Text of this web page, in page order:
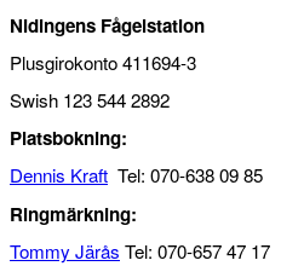
Nidingens Fågelstation
Plusgirokonto 411694-3
Swish 123 544 2892
Platsbokning:
Dennis Kraft Tel: 070-638 09 85
Ringmärkning:
Tommy Järås Tel: 070-657 47 17